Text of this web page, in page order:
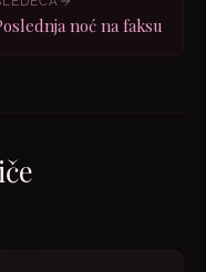
noć na faksu